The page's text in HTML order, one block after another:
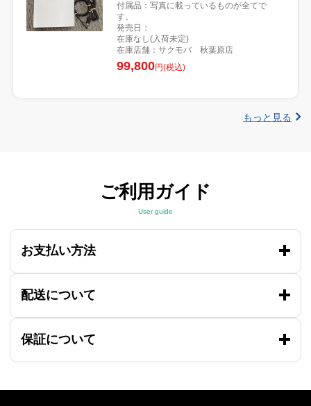
付属品：写真に載っているものが全てで
す。
発売日：
在庫なし(入荷未定)
在庫店舗：サクモバ 秋葉原店
99,800円(税込)
もっと見る
ご利用ガイド
User guide
お支払い方法
配送について
保証について